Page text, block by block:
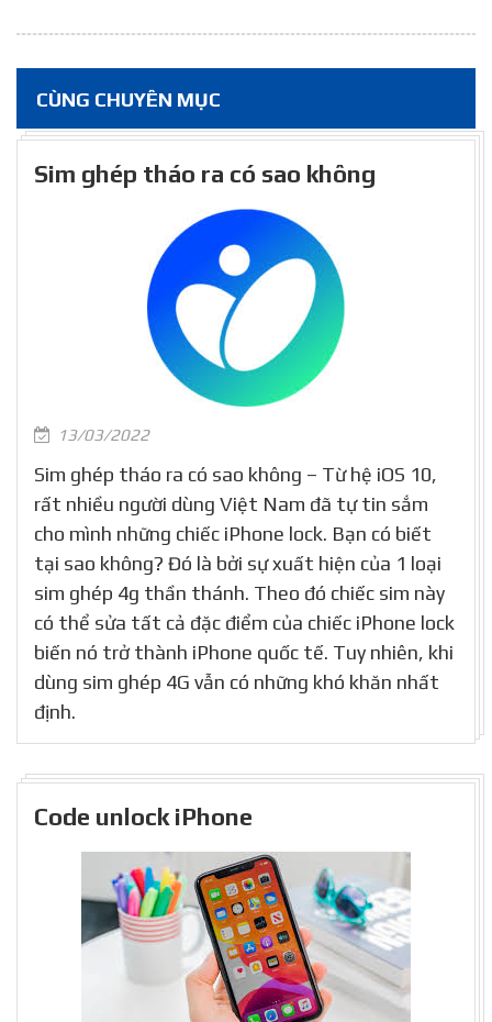
CÙNG CHUYÊN MỤC
Sim ghép tháo ra có sao không
13/03/2022
Sim ghép tháo ra có sao không – Từ hệ iOS 10,
rất nhiều người dùng Việt Nam đã tự tin sắm
cho mình những chiếc iPhone lock. Bạn có biết
tại sao không? Đó là bởi sự xuất hiện của 1 loại
sim ghép 4g thần thánh. Theo đó chiếc sim này
có thể sửa tất cả đặc điểm của chiếc iPhone lock
biến nó trở thành iPhone quốc tế. Tuy nhiên, khi
dùng sim ghép 4G vẫn có những khó khăn nhất
định.
Code unlock iPhone